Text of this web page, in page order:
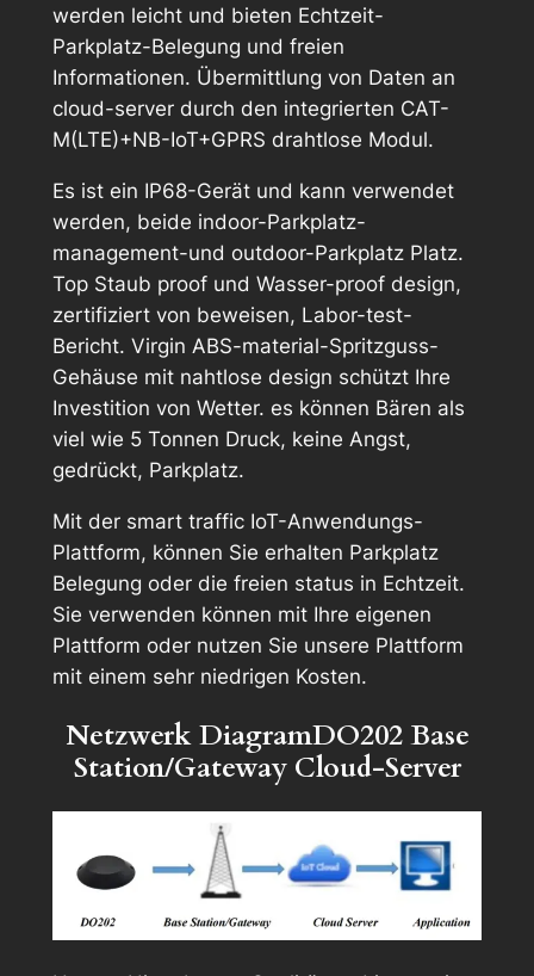
werden leicht und bieten Echtzeit-
Parkplatz-Belegung und freien
Informationen. Übermittlung von Daten an
cloud-server durch den integrierten CAT-
M(LTE)+NB-IoT+GPRS drahtlose Modul.
Es ist ein IP68-Gerät und kann verwendet
werden, beide indoor-Parkplatz-
management-und outdoor-Parkplatz Platz.
Top Staub proof und Wasser-proof design,
zertifiziert von beweisen, Labor-test-
Bericht. Virgin ABS-material-Spritzguss-
Gehäuse mit nahtlose design schützt Ihre
Investition von Wetter. es können Bären als
viel wie 5 Tonnen Druck, keine Angst,
gedrückt, Parkplatz.
Mit der smart traffic IoT-Anwendungs-
Plattform, können Sie erhalten Parkplatz
Belegung oder die freien status in Echtzeit.
Sie verwenden können mit Ihre eigenen
Plattform oder nutzen Sie unsere Plattform
mit einem sehr niedrigen Kosten.
Netzwerk DiagramDO202 Base
Station/Gateway Cloud-Server